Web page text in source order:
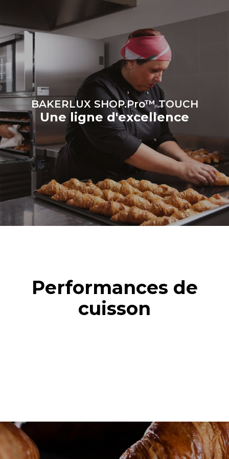
BAKERLUX SHOP.Pro™ TOUCH
Une ligne d'excellence
Performances de
cuisson